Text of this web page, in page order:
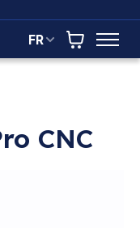
FR Panier
CNC